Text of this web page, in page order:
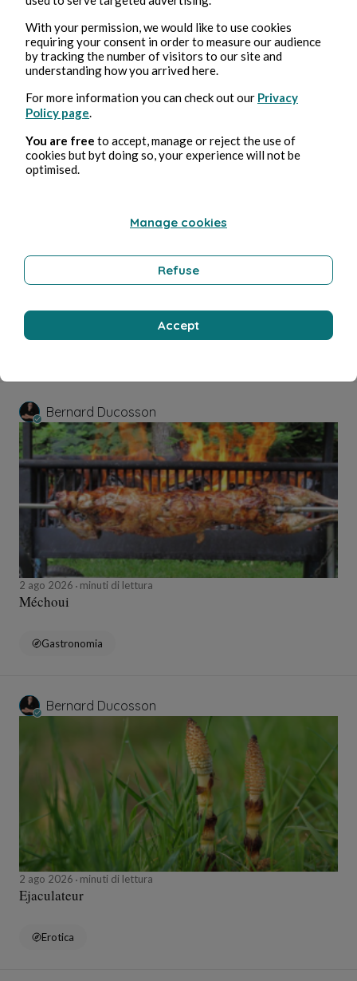
Istruzione
Bernard Ducosson
Sirène
Bernard Ducosson
2 ago 2026 minuti di lettura
Méchoui
Gastronomia
Bernard Ducosson
2 ago 2026 minuti di lettura
Ejaculateur
Erotica
With your permission, we would like to use cookies
requiring your consent in order to measure our audience
by tracking the number of visitors to our site and
understanding how you arrived here.
For more information you can check out our Privacy
Policy page
You are free to accept, manage or reject the use of
cookies but byt doing so, your experience will not be
optimised.
Manage cookies
Refuse
Accept